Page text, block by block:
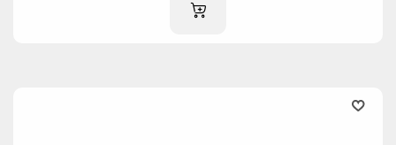
IM WARENKORB